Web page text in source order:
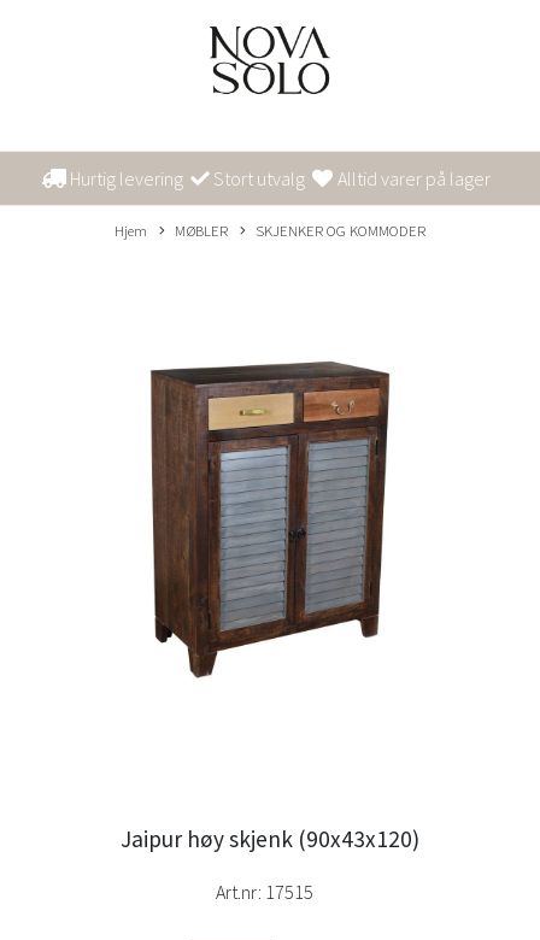
Hurtig levering Stort utvalg Alltid varer på lager
Hjem MØBLER SKJENKER OG KOMMODER
Jaipur høy skjenk (90x43x120)
Art.nr: 17515